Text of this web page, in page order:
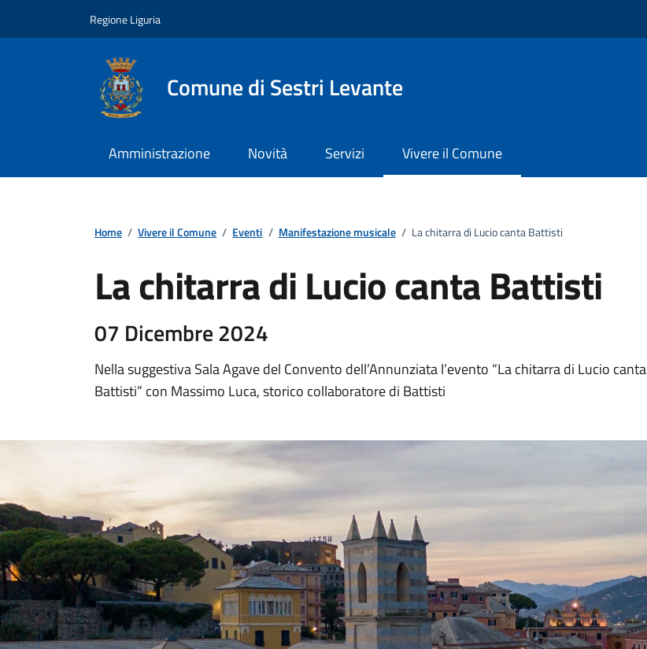
Regione Liguria
Comune di Sestri Levante
Amministrazione Novità Servizi Vivere il Comune
Home / Vivere il Comune / Eventi / Manifestazione musicale / La chitarra di Lucio canta Battisti
La chitarra di Lucio canta Battisti
07 Dicembre 2024
Nella suggestiva Sala Agave del Convento dell’Annunziata l’evento “La chitarra di Lucio canta
Battisti” con Massimo Luca, storico collaboratore di Battisti